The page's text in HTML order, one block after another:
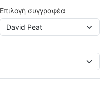
Επιλογή συγγραφέα